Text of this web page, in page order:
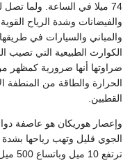
74 ميلا في الساعة. ولما
والفيضانات وشدة الرياح
والمباني والسيارات في
الكوارث الطبيعية التي تصيب
ضراوتها أنها ضرورية كمظهر
الحرارة والطاقة من المنطفة
القطبين.
وإعصار هوريكان هو عاصفة